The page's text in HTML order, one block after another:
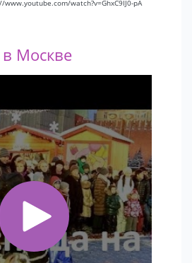
watch?v=GhxC9IJ0-pA
Москве